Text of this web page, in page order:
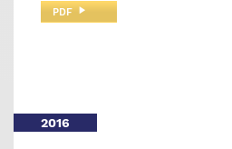
PDF
2016